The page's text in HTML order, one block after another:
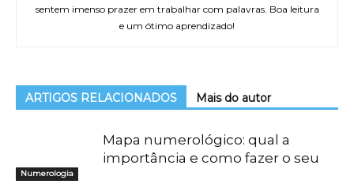
sentem imenso prazer em trabalhar com palavras. Boa leitura
e um ótimo aprendizado!
ARTIGOS RELACIONADOS Mais do autor
Numerologia
Mapa numerológico: qual a
importância e como fazer o seu